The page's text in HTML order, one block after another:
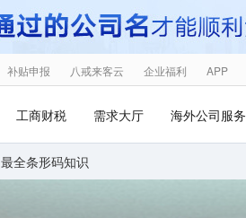
补贴申报 八戒来客云 企业福利 APP
工商财税 需求大厅 海外公司服务
最全条形码知识